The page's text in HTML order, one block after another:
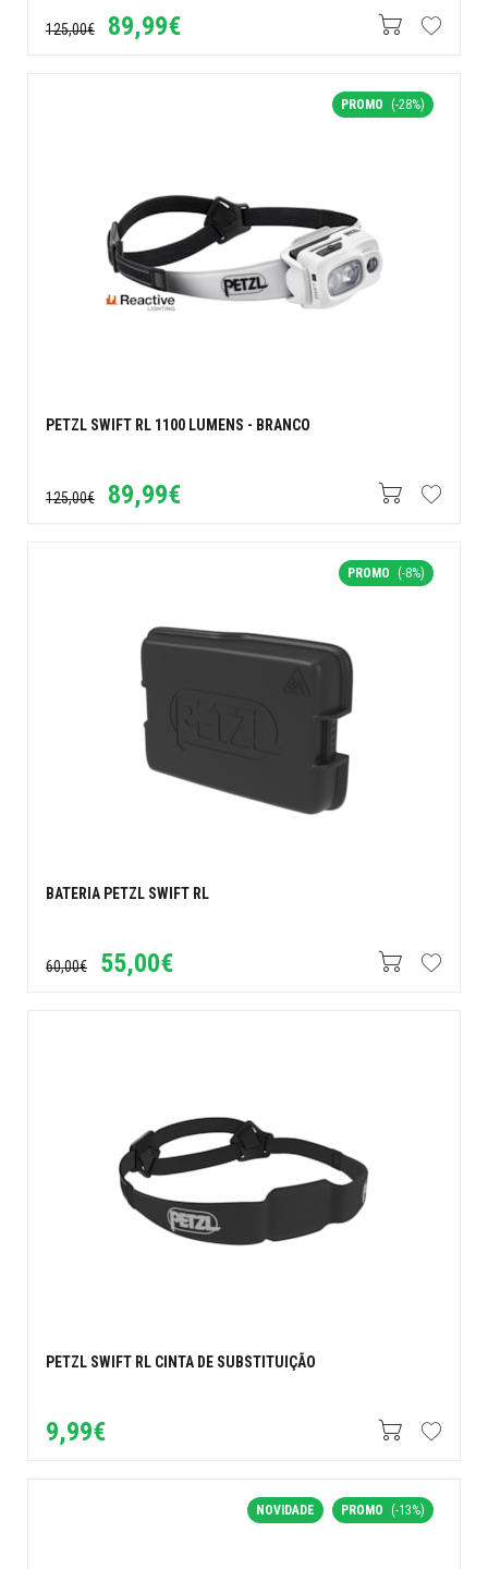
125,00€ 89,99€
PROMO (-28%)
PETZL SWIFT RL 1100 LUMENS - BRANCO
125,00€ 89,99€
PROMO (-8%)
BATERIA PETZL SWIFT RL
60,00€ 55,00€
PETZL SWIFT RL CINTA DE SUBSTITUIÇÃO
9,99€
NOVIDADE PROMO (-13%)